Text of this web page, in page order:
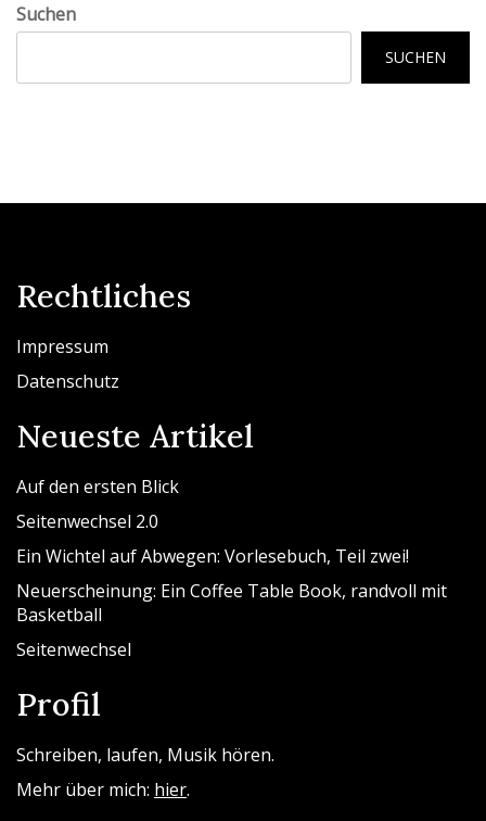
Suchen
SUCHEN
Rechtliches
Impressum
Datenschutz
Neueste Artikel
Auf den ersten Blick
Seitenwechsel 2.0
Ein Wichtel auf Abwegen: Vorlesebuch, Teil zwei!
Neuerscheinung: Ein Coffee Table Book, randvoll mit
Basketball
Seitenwechsel
Profil
Schreiben, laufen, Musik hören.
Mehr über mich: hier.